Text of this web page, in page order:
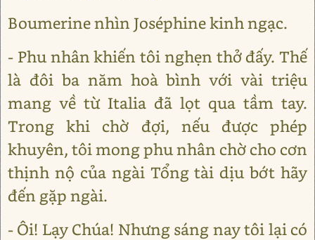
Boumerine nhìn Joséphine kinh ngạc.
- Phu nhân khiến tôi nghẹn thở đấy. Thế
là đôi ba năm hoà bình với vài triệu
mang về từ Italia đã lọt qua tầm tay.
Trong khi chờ đợi, nếu được phép
khuyên, tôi mong phu nhân chờ cho cơn
thịnh nộ của ngài Tổng tài dịu bớt hãy
đến gặp ngài.
- Ôi! Lạy Chúa! Nhưng sáng nay tôi lại có